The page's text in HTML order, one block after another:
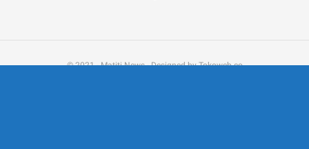
© 2021 - Matiti News - Designed by Tokoweb.co